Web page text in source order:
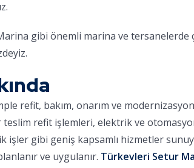
gibi önemli marina ve
refit, bakım, onarım ve
refit işlemleri, elektrik ve
işler gibi geniş kapsamlı hizmetler
ve uygulanır. Türkevleri Setur